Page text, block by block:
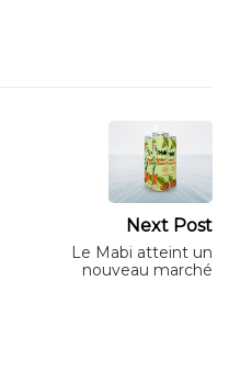
Next Post
Le Mabi atteint un
nouveau marché